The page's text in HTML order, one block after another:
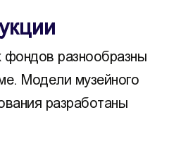
разнообразны
Модели музейного
разработаны